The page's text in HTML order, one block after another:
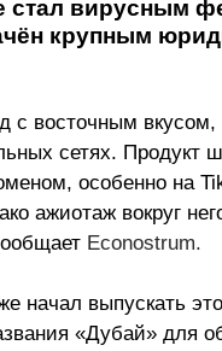
стал вирусным
крупным
с восточным вкусом,
сетях. Продукт
особенно на
ажиотаж вокруг
Econostrum.
начал выпускать
«Дубай» для